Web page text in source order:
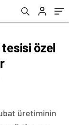
özel
üretiminin